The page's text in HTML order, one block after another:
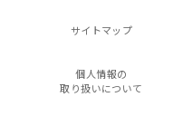
サイトマップ
個人情報の
取り扱いについて